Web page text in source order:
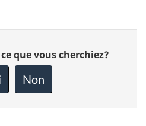
que vous cherchiez?
Non